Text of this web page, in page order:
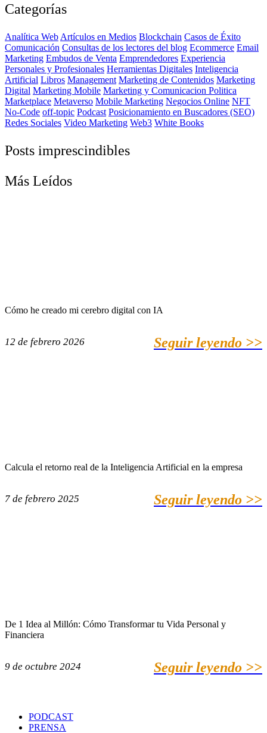
Categorías
Analítica Web Artículos en Medios Blockchain Casos de Éxito
Comunicación Consultas de los lectores del blog Ecommerce Email
Marketing Embudos de Venta Emprendedores Experiencia
Personales y Profesionales Herramientas Digitales Inteligencia
Artificial Libros Management Marketing de Contenidos Marketing
Digital Marketing Mobile Marketing y Comunicacion Politica
Marketplace Metaverso Mobile Marketing Negocios Online NFT
No-Code off-topic Podcast Posicionamiento en Buscadores (SEO)
Redes Sociales Video Marketing Web3 White Books
Posts imprescindibles
Más Leídos
Cómo he creado mi cerebro digital con IA
12 de febrero 2026 Seguir leyendo >>
Calcula el retorno real de la Inteligencia Artificial en la empresa
7 de febrero 2025 Seguir leyendo >>
De 1 Idea al Millón: Cómo Transformar tu Vida Personal y
Financiera
9 de octubre 2024 Seguir leyendo >>
PODCAST
PRENSA